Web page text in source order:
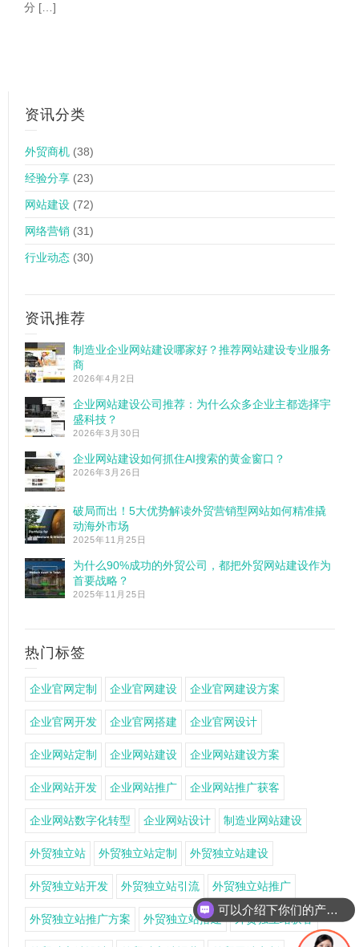
分 […]
资讯分类
外贸商机 (38)
经验分享 (23)
网站建设 (72)
网络营销 (31)
行业动态 (30)
资讯推荐
制造业企业网站建设哪家好？推荐网站建设专业服务
商
2026年4月2日
企业网站建设公司推荐：为什么众多企业主都选择宇
盛科技？
2026年3月30日
企业网站建设如何抓住AI搜索的黄金窗口？
2026年3月26日
破局而出！5大优势解读外贸营销型网站如何精准撬
动海外市场
2025年11月25日
为什么90%成功的外贸公司，都把外贸网站建设作为
首要战略？
2025年11月25日
热门标签
企业官网定制 企业官网建设 企业官网建设方案
企业官网开发 企业官网搭建 企业官网设计
企业网站定制 企业网站建设 企业网站建设方案
企业网站开发 企业网站推广 企业网站推广获客
企业网站数字化转型 企业网站设计 制造业网站建设
外贸独立站 外贸独立站定制 外贸独立站建设
外贸独立站开发 外贸独立站引流 外贸独立站推广
外贸独立站推广方案 外贸独立站搭建 外贸独立站获客
可以介绍下你们的产品么